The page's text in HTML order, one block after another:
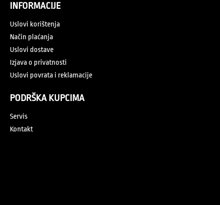
INFORMACIJE
Uslovi korištenja
Način plaćanja
Uslovi dostave
Izjava o privatnosti
Uslovi povrata i reklamacije
PODRŠKA KUPCIMA
Servis
Kontakt